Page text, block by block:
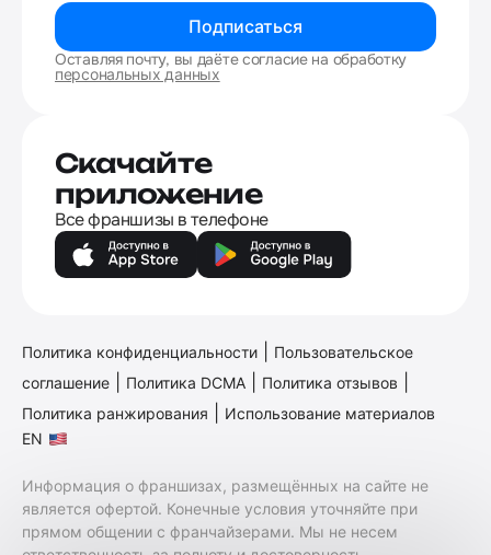
Подписаться
Оставляя почту, вы даёте согласие на обработку
персональных данных
Скачайте
приложение
Все франшизы в телефоне
Политика конфиденциальности
Пользовательское
соглашение
Политика DCMA Политика отзывов
Политика ранжирования
Использование материалов
EN
Информация о франшизах, размещённых на сайте не
является офертой. Конечные условия уточняйте при
прямом общении с франчайзерами. Мы не несем